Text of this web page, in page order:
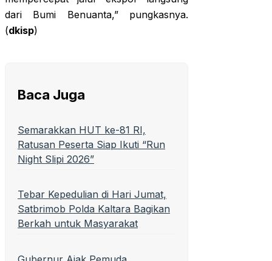
dari Bumi Benuanta,” pungkasnya.
(dkisp)
Baca Juga
Semarakkan HUT ke-81 RI,
Ratusan Peserta Siap Ikuti “Run
Night Slipi 2026”
Tebar Kepedulian di Hari Jumat,
Satbrimob Polda Kaltara Bagikan
Berkah untuk Masyarakat